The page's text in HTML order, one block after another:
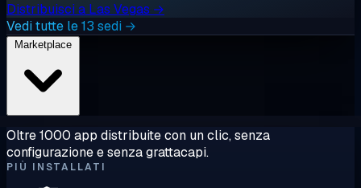
Distribuisci a Las Vegas →
Vedi tutte le 13 sedi →
Oltre 1000 app distribuite con un clic, senza
configurazione e senza grattacapi.
PIÙ INSTALLATI